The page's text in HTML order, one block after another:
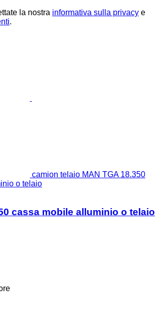
la nostra informativa sulla privacy e
.
camion telaio MAN TGA 18.350
o telaio
cassa mobile alluminio o telaio